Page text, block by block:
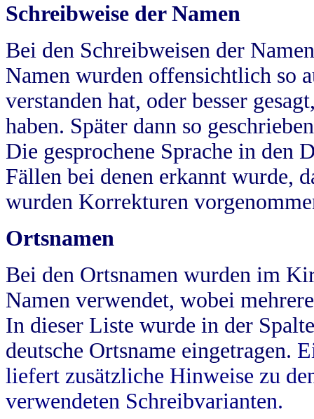
Schreibweise der Namen
Bei den Schreibweisen der
Namen wurden offensichtlich so
verstanden hat, oder besser
haben. Später dann so
Die gesprochene Sprache in
Fällen bei denen erkannt wurde,
wurden Korrekturen
Ortsnamen
Bei den Ortsnamen wurden im
Namen verwendet, wobei
In dieser Liste wurde in der
deutsche Ortsname eingetragen.
liefert zusätzliche Hinweise zu
verwendeten Schreibvarianten.